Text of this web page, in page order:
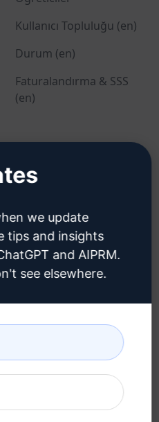
Kullanıcı Topluluğu (en)
Durum (en)
Faturalandırma & SSS
(en)
Nasıl kurulur
we update
tips and insights
and AIPRM.
see elsewhere.